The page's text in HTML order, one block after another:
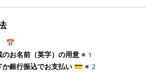
📅
のお名前（英字）の用意 ※1
か銀行振込でお支払い 💳 ※2